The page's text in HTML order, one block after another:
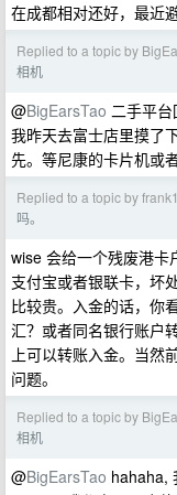
在成都相对还好，最近
Replied to a topic by
相机
@BigEarsTao 二手平
我昨天去富士店里摸了
先。等尼康的卡片机或
Replied to a topic by
吗。
wise 会给一个残废港卡
支付宝或者银联卡，坏
比较贵。入金的话，你
汇？或者同名银行账户
上可以转账入金。当然
问题。
Replied to a topic by
相机
@BigEarsTao hahaha,